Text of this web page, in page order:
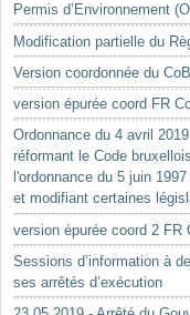
Permis d’Environnement
Modification partielle du
Version coordonnée du
version épurée coord FR
Ordonnance du 4 avril
réformant le Code
l'ordonnance du 5 juin
et modifiant certaines
version épurée coord 2 FR
Sessions d’information à
ses arrêtés d’exécution